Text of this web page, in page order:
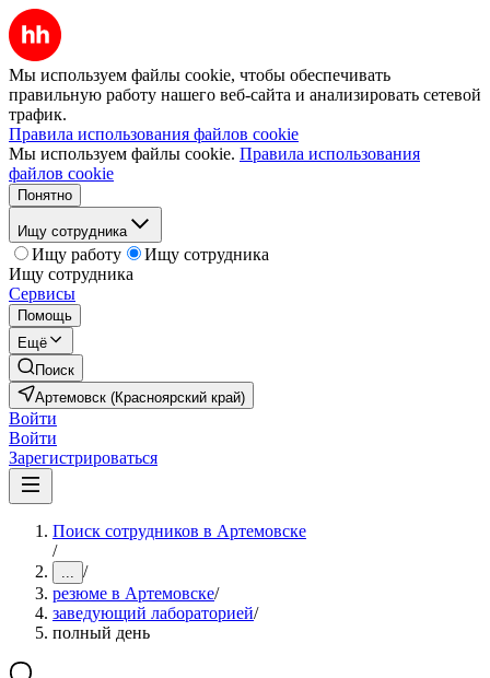
Мы используем файлы cookie, чтобы обеспечивать
правильную работу нашего веб-сайта и анализировать сетевой
трафик.
Правила использования файлов cookie
Мы используем файлы cookie. Правила использования
файлов cookie
Понятно
Ищу сотрудника
Ищу работу
Ищу сотрудника
Ищу сотрудника
Сервисы
Помощь
Ещё
Поиск
Артемовск (Красноярский край)
Войти
Войти
Зарегистрироваться
Поиск сотрудников в Артемовске
/
... /
резюме в Артемовске/
заведующий лабораторией/
полный день